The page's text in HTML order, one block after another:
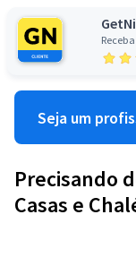
Seja um
Precisando
Casas e